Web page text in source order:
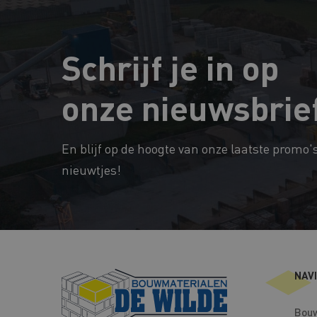
Schrijf je in op
onze
En blijf op de hoogte van onze laatste
nieuwtjes!